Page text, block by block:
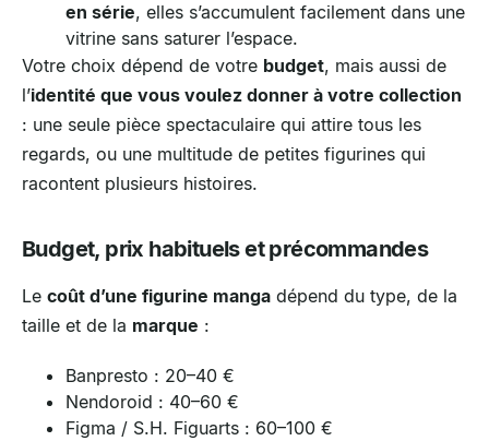
en série, elles s’accumulent facilement dans une
vitrine sans saturer l’espace.
Votre choix dépend de votre budget, mais aussi de
l’identité que vous voulez donner à votre collection
: une seule pièce spectaculaire qui attire tous les
regards, ou une multitude de petites figurines qui
racontent plusieurs histoires.
Budget, prix habituels et précommandes
Le coût d’une figurine manga dépend du type, de la
taille et de la marque :
Banpresto : 20–40 €
Nendoroid : 40–60 €
Figma / S.H. Figuarts : 60–100 €